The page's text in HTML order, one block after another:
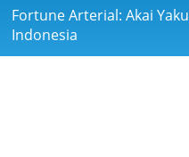
Fortune Arterial: Akai
Indonesia